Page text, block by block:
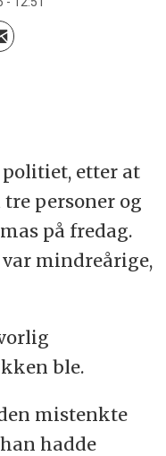
etter at
personer og
på fredag.
mindreårige,
ble.
mistenkte
hadde